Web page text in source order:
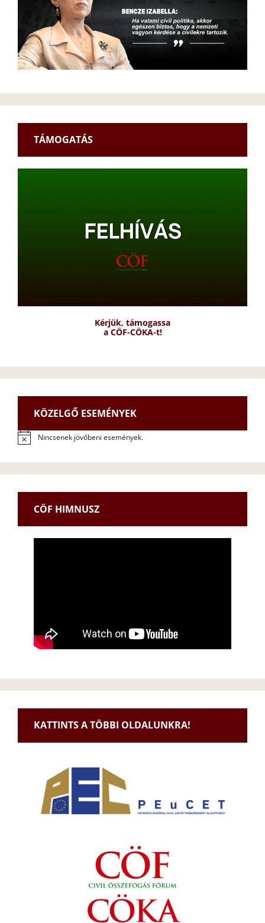
TÁMOGATÁS
Kérjük, támogassa
a CÖF-CÖKA-t!
KÖZELGŐ ESEMÉNYEK
N
t
Nincsenek jövőbeni események.
CÖF HIMNUSZ
KATTINTS A TÖBBI OLDALUNKRA!